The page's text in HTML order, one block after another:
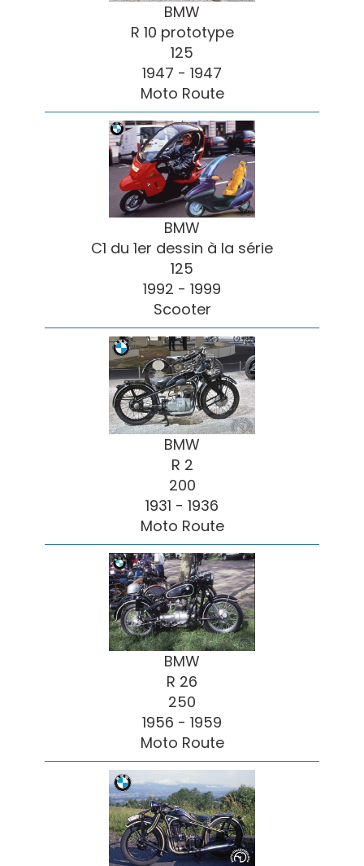
BMW
R 10 prototype
125
1947 - 1947
Moto Route
BMW
C1 du 1er dessin à la série
125
1992 - 1999
Scooter
BMW
R 2
200
1931 - 1936
Moto Route
BMW
R 26
250
1956 - 1959
Moto Route